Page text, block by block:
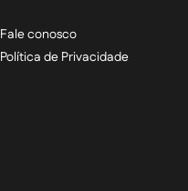
Fale conosco
Política de Privacidade